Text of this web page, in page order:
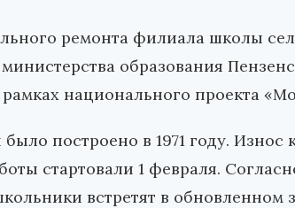
ремонта филиала школы
образования
национального проекта
построено в 1971 году. Износ
стартовали 1 февраля.
встретят в обновленном